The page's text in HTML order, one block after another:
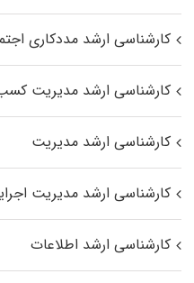
کارشناسی ارشد مددکاری
کارشناسی ارشد مدیریت
کارشناسی ارشد مدیریت
کارشناسی ارشد مدیریت
کارشناسی ارشد اطلاعات